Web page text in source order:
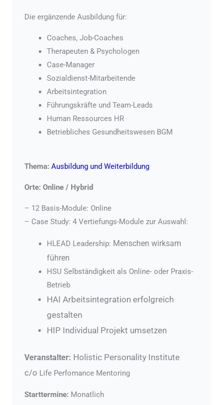
Die ergänzende Ausbildung für:
Coaches, Job-Coaches
Therapeuten & Psychologen
Case-Manager
Sozialdienst-Mitarbeitende
Arbeitsintegration
Führungskräfte und Team-Leads
Human Ressources HR
Betriebliches Gesundheitswesen BGM
Thema: Ausbildung und Weiterbildung
Orte: Online / Hybrid
– 12 Basis-Module: Online
– Case Study: 4 Vertiefungs-Module zur Auswahl:
HLEAD Leadership: Menschen wirksam
führen
HSU Selbständigkeit als Online- oder Praxis-
Betrieb
HAI Arbeitsintegration erfolgreich
gestalten
HIP Individual Projekt umsetzen
Veranstalter: Holistic Personality Institute
c/o Life Perfomance Mentoring
Starttermine: Monatlich